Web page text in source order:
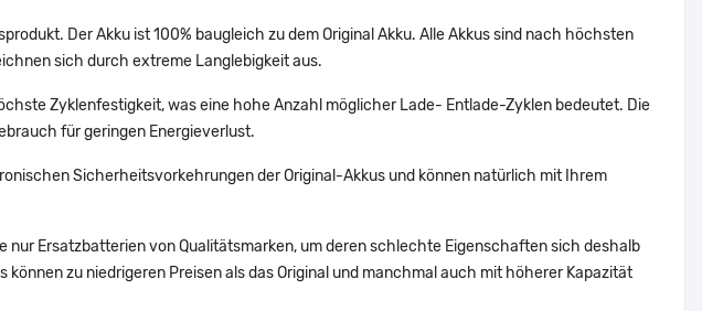
Der Akku ist 100% baugleich zu dem Original Akku. Alle Akkus sind nach höchsten
sich durch extreme Langlebigkeit aus.
Zyklenfestigkeit, was eine hohe Anzahl möglicher Lade- Entlade-Zyklen bedeutet. Die
für geringen Energieverlust.
Sicherheitsvorkehrungen der Original-Akkus und können natürlich mit Ihrem
nur Ersatzbatterien von Qualitätsmarken, um deren schlechte Eigenschaften sich deshalb
zu niedrigeren Preisen als das Original und manchmal auch mit höherer Kapazität